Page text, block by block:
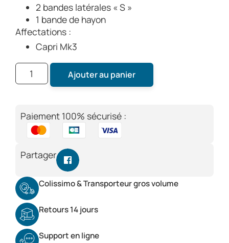
2 bandes latérales « S »
1 bande de hayon
Affectations :
Capri Mk3
Ajouter au panier
Paiement 100% sécurisé :
Partager
Colissimo & Transporteur gros volume
Retours 14 jours
Support en ligne